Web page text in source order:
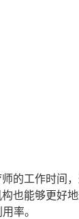
的工作时间
也能够更好
率。